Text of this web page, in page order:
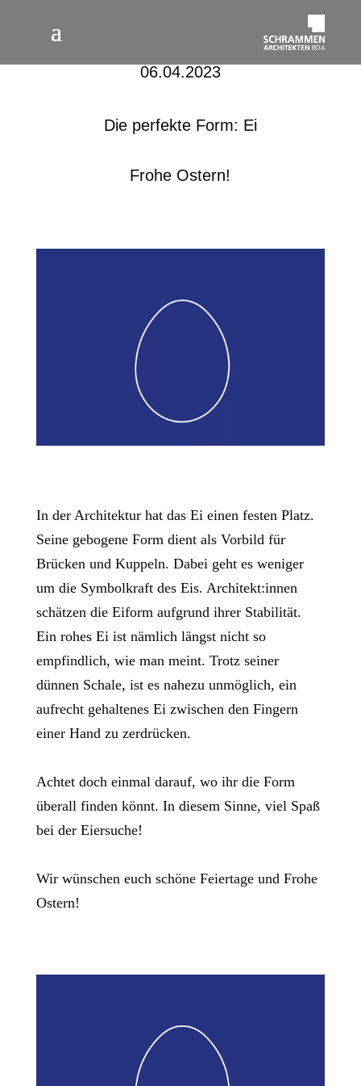
06.04.2023
Die perfekte Form: Ei
Frohe Ostern!
In der Architektur hat das Ei einen festen Platz.
Seine gebogene Form dient als Vorbild für
Brücken und Kuppeln. Dabei geht es weniger
um die Symbolkraft des Eis. Architekt:innen
schätzen die Eiform aufgrund ihrer Stabilität.
Ein rohes Ei ist nämlich längst nicht so
empfindlich, wie man meint. Trotz seiner
dünnen Schale, ist es nahezu unmöglich, ein
aufrecht gehaltenes Ei zwischen den Fingern
einer Hand zu zerdrücken.
Achtet doch einmal darauf, wo ihr die Form
überall finden könnt. In diesem Sinne, viel Spaß
bei der Eiersuche!
Wir wünschen euch schöne Feiertage und Frohe
Ostern!